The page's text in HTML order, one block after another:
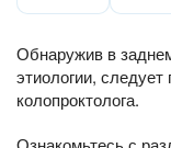
Обнаружив в
этиологии, следует
колопроктолога.